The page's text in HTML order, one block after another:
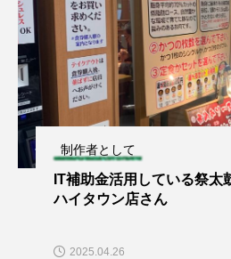
制作者として
IT補助金活用している祭太
ハイタウン店さん
2025.04.26